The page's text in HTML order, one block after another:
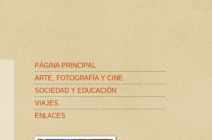
PÁGINA PRINCIPAL
ARTE, FOTOGRAFÍA Y CINE
SOCIEDAD Y EDUCACIÓN
VIAJES..
ENLACES